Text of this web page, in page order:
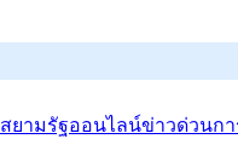
สยามรัฐออนไลน์ข่าวด่วนก